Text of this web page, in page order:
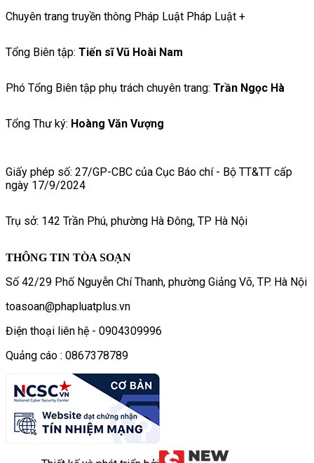
Chuyên trang truyền thông Pháp Luật Pháp Luật +
Tổng Biên tập: Tiến sĩ Vũ Hoài Nam
Phó Tổng Biên tập phụ trách chuyên trang: Trần Ngọc Hà
Tổng Thư ký: Hoàng Văn Vượng
Giấy phép số: 27/GP-CBC của Cục Báo chí - Bộ TT&TT cấp
ngày 17/9/2024
Trụ sở: 142 Trần Phú, phường Hà Đông, TP Hà Nội
THÔNG TIN TÒA SOẠN
Số 42/29 Phố Nguyễn Chí Thanh, phường Giảng Võ, TP. Hà Nội
toasoan@phapluatplus.vn
Điện thoại liên hệ - 0904309996
Quảng cáo : 0867378789